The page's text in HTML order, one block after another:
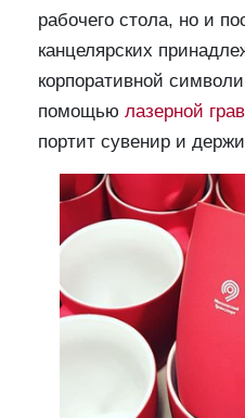
рабочего стола, но и
канцелярских
корпоративной
помощью лазерной
портит сувенир и